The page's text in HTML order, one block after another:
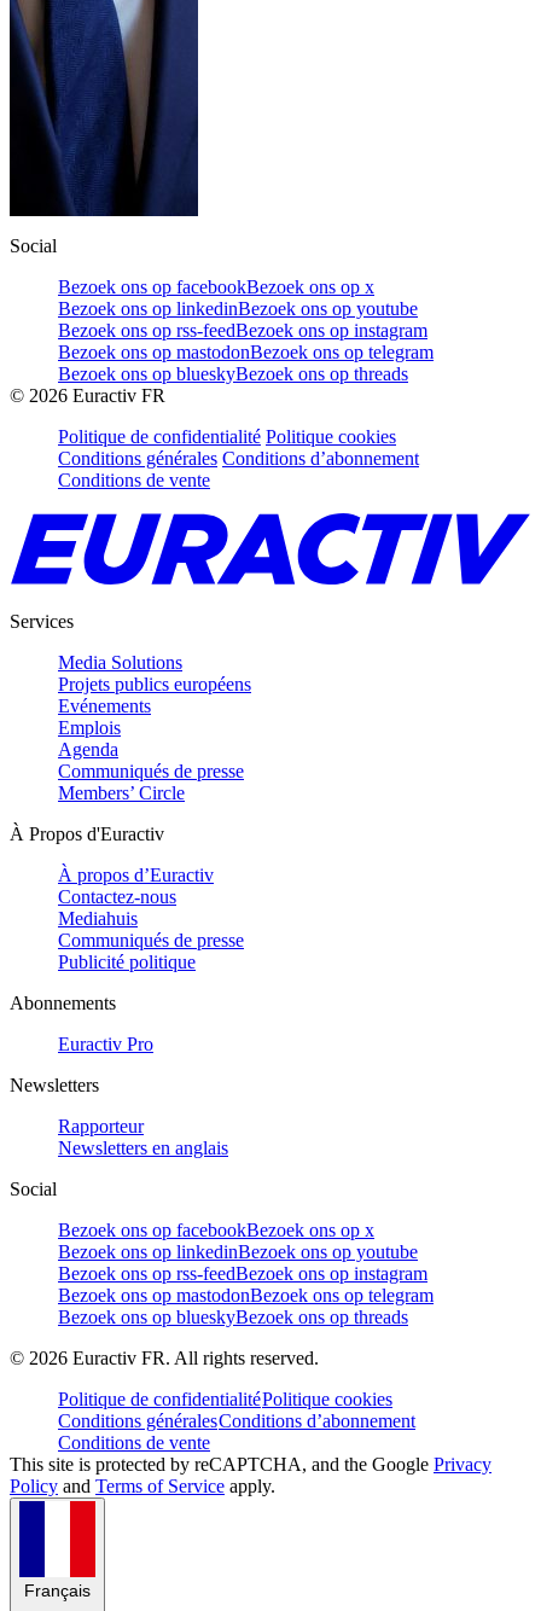
Social
Bezoek ons op facebookBezoek ons op x
Bezoek ons op linkedinBezoek ons op youtube
Bezoek ons op rss-feedBezoek ons op instagram
Bezoek ons op mastodonBezoek ons op telegram
Bezoek ons op blueskyBezoek ons op threads
© 2026 Euractiv FR
Politique de confidentialité Politique cookies
Conditions générales Conditions d’abonnement
Conditions de vente
Services
Media Solutions
Projets publics européens
Evénements
Emplois
Agenda
Communiqués de presse
Members’ Circle
À Propos d'Euractiv
À propos d’Euractiv
Contactez-nous
Mediahuis
Communiqués de presse
Publicité politique
Abonnements
Euractiv Pro
Newsletters
Rapporteur
Newsletters en anglais
Social
Bezoek ons op facebookBezoek ons op x
Bezoek ons op linkedinBezoek ons op youtube
Bezoek ons op rss-feedBezoek ons op instagram
Bezoek ons op mastodonBezoek ons op telegram
Bezoek ons op blueskyBezoek ons op threads
© 2026 Euractiv FR. All rights reserved.
Politique de confidentialitéPolitique cookies
Conditions généralesConditions d’abonnement
Conditions de vente
This site is protected by reCAPTCHA, and the Google Privacy
Policy and Terms of Service apply.
Français